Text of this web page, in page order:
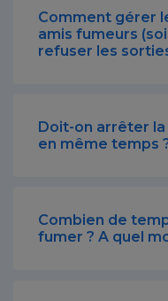
Comment gérer
amis fumeurs
refuser les
Doit-on arrêter
en même temps
Combien de
fumer ? A quel